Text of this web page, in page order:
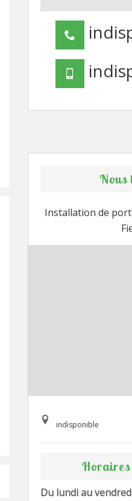
Nous
Installation de
indisponible
Du lundi au